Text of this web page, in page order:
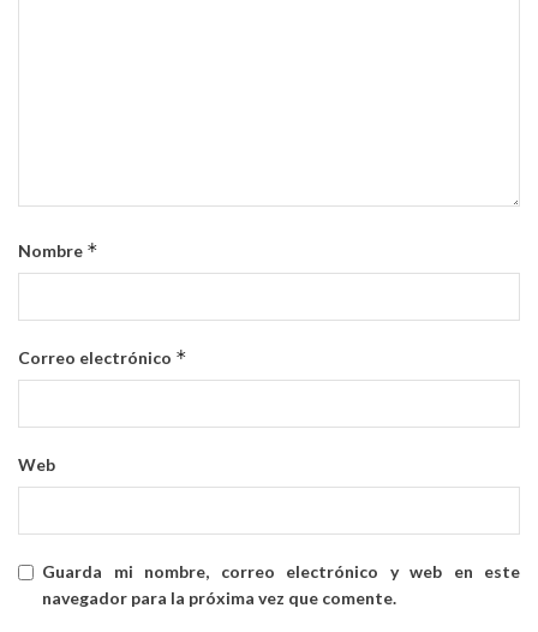
Nombre *
Correo electrónico *
Web
Guarda mi nombre, correo electrónico y web en este
navegador para la próxima vez que comente.